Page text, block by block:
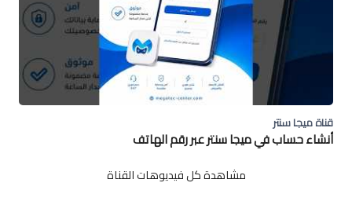
قناة ميجا سنتر
أنشاء حساب في ميجا سنتر عبر رقم الهاتف
مشاهدة كل فيديوهات القناة